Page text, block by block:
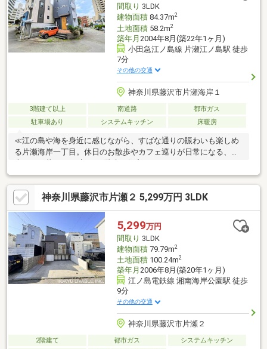
湘南らしい一邸です
間取り 3LDK
建物面積84.37m2
土地面積58.2m2
築年月 2004年8月(築22年1ヶ月)
小田急江ノ島線 片瀬江ノ島駅 徒歩
7分
その他の交通
神奈川県藤沢市片瀬海岸１
3階建て以上 南道路
都市ガス
駐車場あり
システムキッチン 床暖房
≪江の島や海を身近に感じながら、すばな通りの賑わいも楽しめ
る片瀬海岸一丁目。休日のお散歩やカフェ巡りが日常になる、湘
神奈川県藤沢市片瀬２ 5,299万円 3LDK
5,299万円
間取り 3LDK
建物面積79.79m2
土地面積100.24m2
築年月 2006年8月(築20年1ヶ月)
江ノ島電鉄線 湘南海岸公園駅 徒歩
9分
その他の交通
神奈川県藤沢市片瀬２
2階建て 都市ガス システムキッチン